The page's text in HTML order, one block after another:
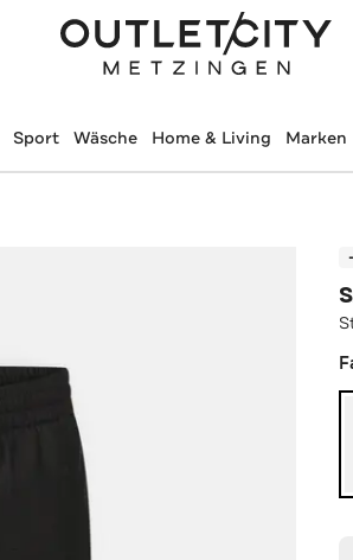
Sport Wäsche Home & Living Marken